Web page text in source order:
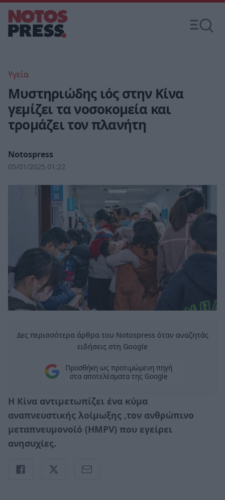
Υγεία
Μυστηριώδης ιός στην Κίνα
γεμίζει τα νοσοκομεία και
τρομάζει τον πλανήτη
Notospress
05/01/2025 01:22
Δες περισσότερα άρθρα του Notospress όταν αναζητάς
ειδήσεις στη Google
Προσθήκη ως προτιμώμενη πηγή
στα αποτελέσματα της Google
Η Κίνα αντιμετωπίζει ένα κύμα
αναπνευστικής λοίμωξης ,τον ανθρώπινο
μεταπνευμονοϊό (ΗΜPV) που εγείρει
ανησυχίες.